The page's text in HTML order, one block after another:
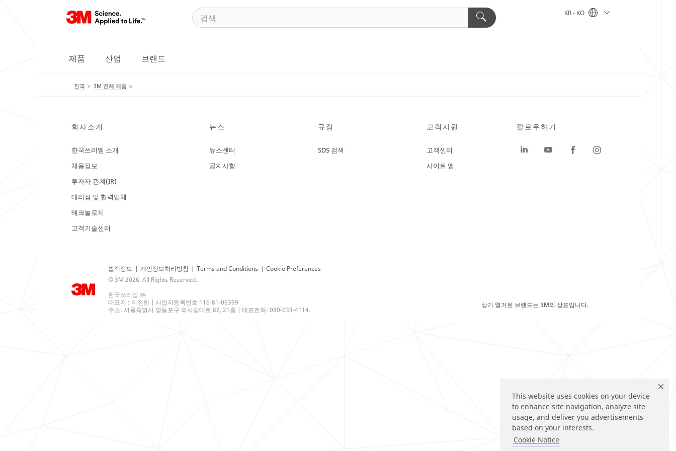
This website uses cookies on your device
to enhance site navigation, analyze site
usage, and deliver you advertisements
based on your interests.
Cookie Notice
KR - KO
제품 산업 브랜드
한국 3M 전체 제품
회사소개
한국쓰리엠 소개
채용정보
투자자 관계(IR)
대리점 및 협력업체
테크놀로지
고객기술센터
뉴스
뉴스센터
공지사항
규정
SDS 검색
고객지원
고객센터
사이트 맵
법적정보 | 개인정보처리방침 | Terms and Conditions | Cookie Preferences
© 3M 2026. All Rights Reserved.
한국쓰리엠 ㈜
대표자 : 이정한 | 사업자등록번호 116-81-06399
주소: 서울특별시 영등포구 의사당대로 82, 21층 | 대표전화: 080-033-4114.
팔로우하기
상기 열거된 브랜드는 3M의 상표입니다.